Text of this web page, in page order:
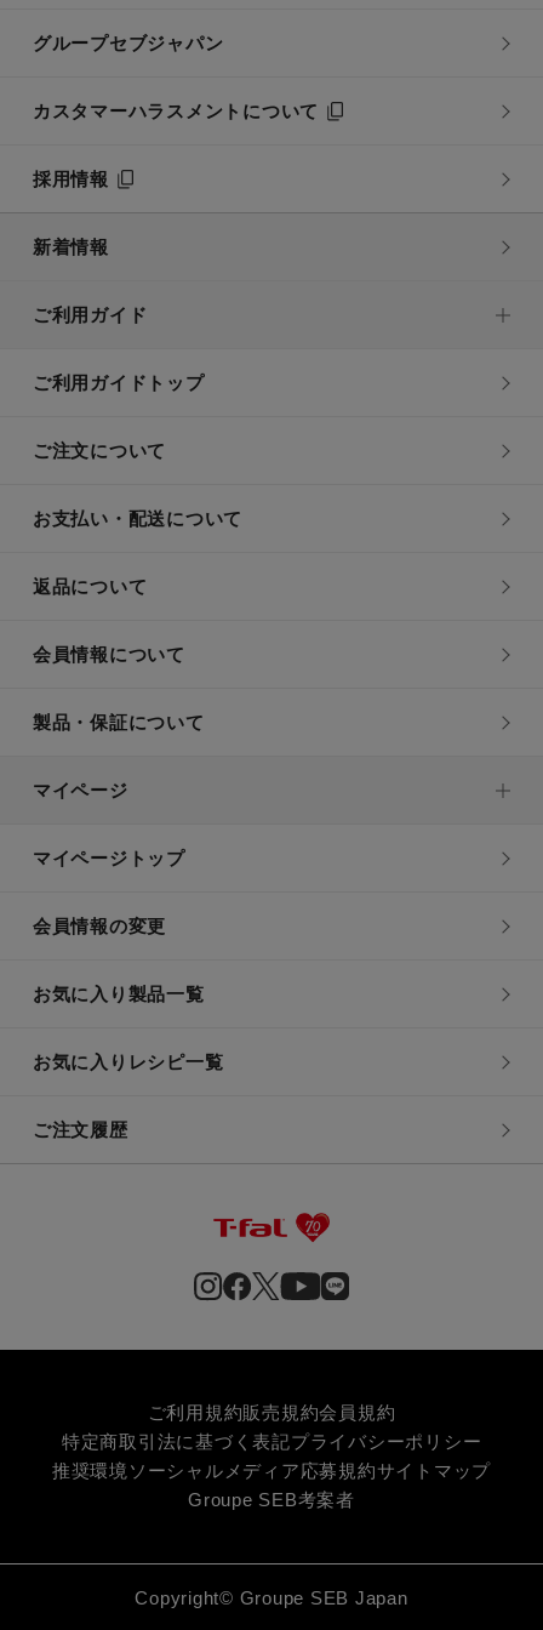
グループセブジャパン
カスタマーハラスメントについて
採用情報
新着情報
ご利用ガイド
ご利用ガイドトップ
ご注文について
お支払い・配送について
返品について
会員情報について
製品・保証について
マイページ
マイページトップ
会員情報の変更
お気に入り製品一覧
お気に入りレシピ一覧
ご注文履歴
ご利用規約販売規約会員規約
特定商取引法に基づく表記プライバシーポリシー
推奨環境 ソーシャルメディア応募規約サイトマップ
Groupe SEB考案者
Copyright© Groupe SEB Japan